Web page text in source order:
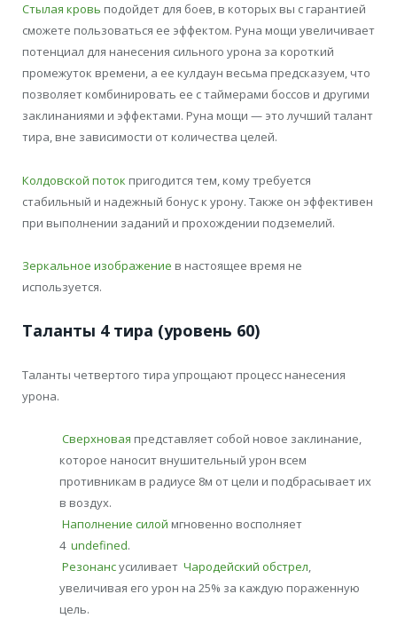
Стылая кровь подойдет для боев, в которых вы с гарантией
сможете пользоваться ее эффектом. Руна мощи увеличивает
потенциал для нанесения сильного урона за короткий
промежуток времени, а ее кулдаун весьма предсказуем, что
позволяет комбинировать ее с таймерами боссов и другими
заклинаниями и эффектами. Руна мощи — это лучший талант
тира, вне зависимости от количества целей.
Колдовской поток пригодится тем, кому требуется
стабильный и надежный бонус к урону. Также он эффективен
при выполнении заданий и прохождении подземелий.
Зеркальное изображение в настоящее время не
используется.
Таланты 4 тира (уровень 60)
Таланты четвертого тира упрощают процесс нанесения
урона.
Сверхновая представляет собой новое заклинание,
которое наносит внушительный урон всем
противникам в радиусе 8м от цели и подбрасывает их
в воздух.
Наполнение силой мгновенно восполняет
4 undefined.
Резонансусиливает Чародейский обстрел,
увеличивая его урон на 25% за каждую пораженную
цель.